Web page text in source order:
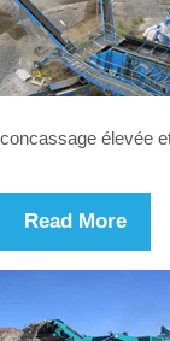
concassage élevée
Read More